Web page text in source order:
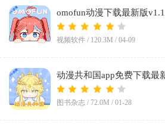
omofun动漫下载最新版
视频软件 / 120.3M / 04-09
动漫共和国app免费下载最
图书杂志 / 72.0M / 01-28